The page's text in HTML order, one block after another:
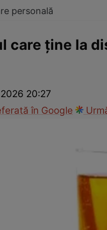
personală
care ţine la
20:27
în Google